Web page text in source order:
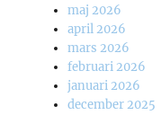
maj 2026
april 2026
mars 2026
februari 2026
januari 2026
december 2025